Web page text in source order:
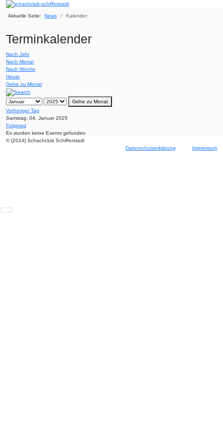
Aktuelle Seite: News Kalender
Terminkalender
Nach Jahr
Nach Monat
Nach Woche
Heute
Gehe zu Monat
Gehe zu Monat
Vorheriger Tag
Samstag, 04. Januar 2025
Folgetag
Es wurden keine Events gefunden
© {2024} Schachclub Schifferstadt
Datenschutzerklärung
Impressum